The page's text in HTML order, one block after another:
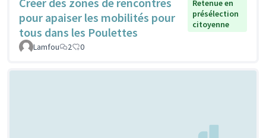
pour apaiser les mobilités pour
tous dans les Poulettes
Retenue en
présélection
citoyenne
Lamfou 2 0